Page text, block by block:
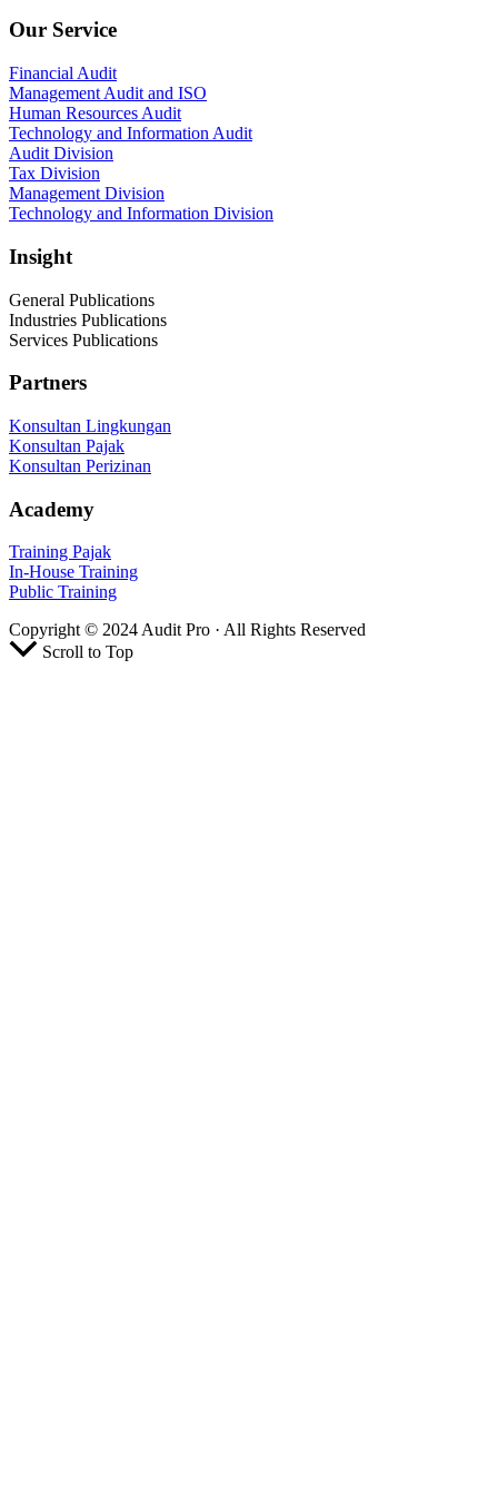
Our Service
Financial Audit
Management Audit and ISO
Human Resources Audit
Technology and Information Audit
Audit Division
Tax Division
Management Division
Technology and Information Division
Insight
General Publications
Industries Publications
Services Publications
Partners
Konsultan Lingkungan
Konsultan Pajak
Konsultan Perizinan
Academy
Training Pajak
In-House Training
Public Training
Copyright © 2024 Audit Pro · All Rights Reserved
Scroll to Top